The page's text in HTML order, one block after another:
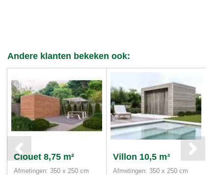
Andere klanten bekeken ook:
Clouet 8,75 m²
Afmetingen: 350 x 250 cm
Villon 10,5 m³
Afmetingen: 350 x 250 cm